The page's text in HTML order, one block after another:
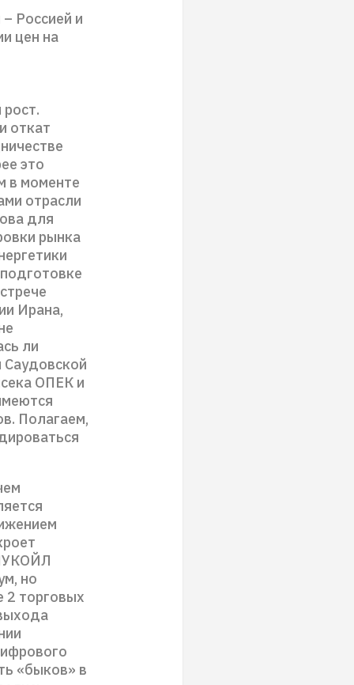
Россией и
цен на
откат
это
в моменте
отрасли
для
рынка
Ирана,
ли
Саудовской
ОПЕК и
Полагаем,
но
2 торговых
«быков» в